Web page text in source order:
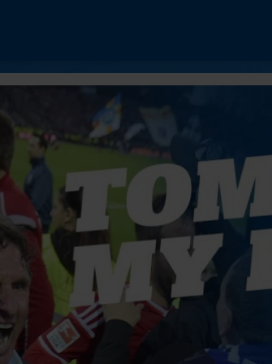
NUR DER HSV
Interviews
Spieltagschecks
Pressekonferenzen
Reportagen
Trainingslager
Bunte HSV-Welt
Verein